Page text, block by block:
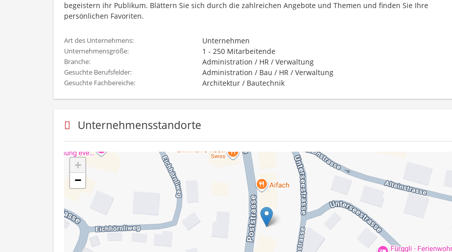
begeistern ihr Publikum. Blättern Sie sich durch die zahlreichen Angebote und Themen und finden Sie Ihre
persönlichen Favoriten.
Art des Unternehmens: Unternehmen
Unternehmensgröße: 1 - 250 Mitarbeitende
Branche: Administration / HR / Verwaltung
Gesuchte Berufsfelder: Administration / Bau / HR / Verwaltung
Gesuchte Fachbereiche: Architektur / Bautechnik
Unternehmensstandorte
+
−